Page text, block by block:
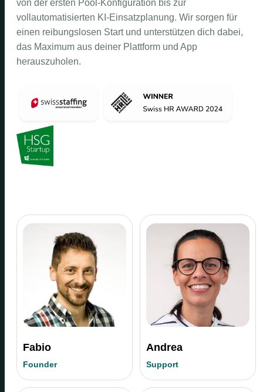
von der ersten Pool-Konfiguration bis zur
vollautomatisierten KI-Einsatzplanung. Wir sorgen für
einen reibungslosen Start und unterstützen dich dabei,
das Maximum aus deiner Plattform und App
herauszuholen.
Fabio
Founder
Andrea
Support